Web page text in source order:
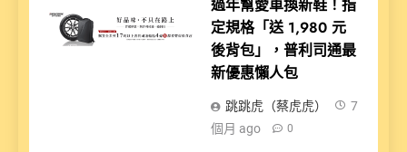
過年幫愛車換新鞋！指
定規格「送 1,980 元
後背包」，普利司通最
新優惠懶人包
跳跳虎（蔡虎虎）
7
個月 ago
0